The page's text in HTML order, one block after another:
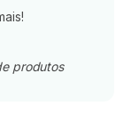
produtos